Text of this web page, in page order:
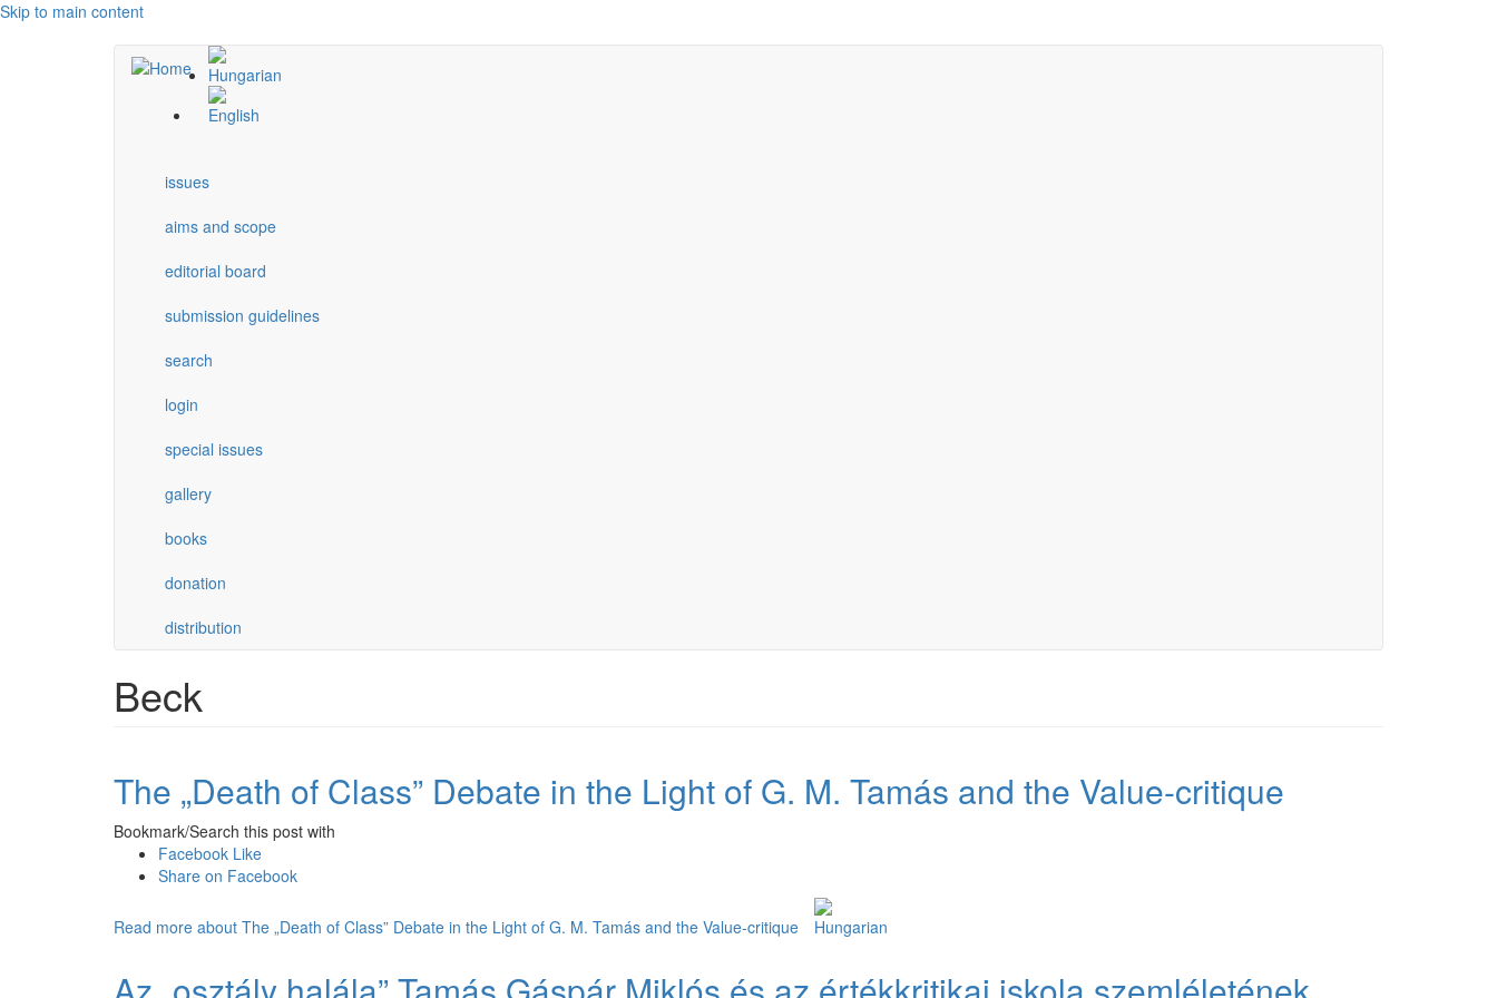
Skip to main content
issues
aims and scope
editorial board
submission guidelines
search
login
special issues
gallery
books
donation
distribution
Beck
The „Death of Class” Debate in the Light of G. M. Tamás and the Value-critique
Bookmark/Search this post with
Facebook Like
Share on Facebook
Read more about The „Death of Class” Debate in the Light of G. M. Tamás and the Value-critique